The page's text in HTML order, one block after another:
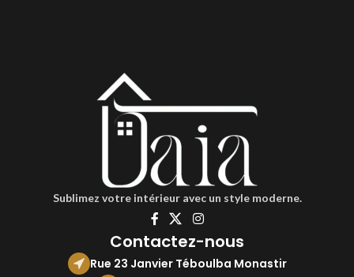
Sublimez votre intérieur avec un style moderne.
Contactez-nous
Rue 23 Janvier Téboulba Monastir